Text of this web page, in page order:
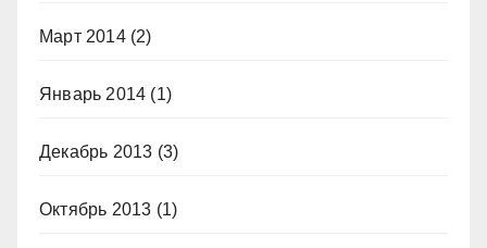
Март 2014(2)
Январь 2014 (1)
Декабрь 2013 (3)
Октябрь 2013 (1)